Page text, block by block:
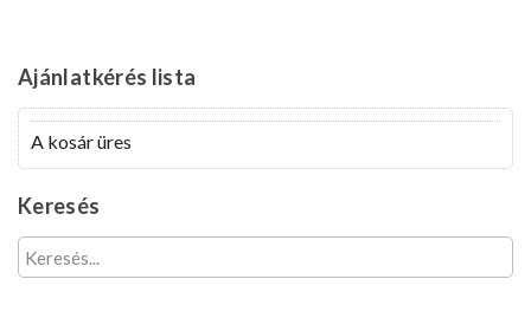
Ajánlatkérés lista
A kosár üres
Keresés